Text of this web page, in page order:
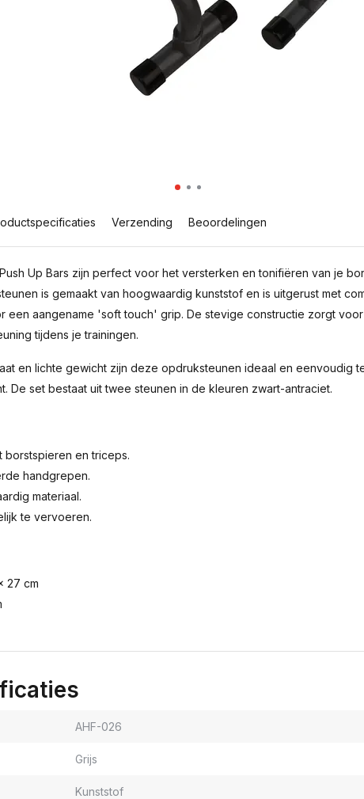
Verzending Beoordelingen
Up Bars zijn perfect voor het versterken en tonifiëren van je
is gemaakt van hoogwaardig kunststof en is uitgerust met
een aangename 'soft touch' grip. De stevige constructie zorgt
tijdens je trainingen.
en lichte gewicht zijn deze opdruksteunen ideaal en eenvoudig
De set bestaat uit twee steunen in de kleuren zwart-antraciet.
borstspieren en triceps.
handgrepen.
materiaal.
te vervoeren.
27 cm
AHF-026
Grijs
Kunststof